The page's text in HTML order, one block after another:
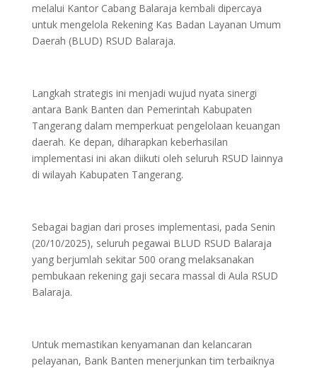
melalui Kantor Cabang Balaraja kembali dipercaya
untuk mengelola Rekening Kas Badan Layanan Umum
Daerah (BLUD) RSUD Balaraja.
Langkah strategis ini menjadi wujud nyata sinergi
antara Bank Banten dan Pemerintah Kabupaten
Tangerang dalam memperkuat pengelolaan keuangan
daerah. Ke depan, diharapkan keberhasilan
implementasi ini akan diikuti oleh seluruh RSUD lainnya
di wilayah Kabupaten Tangerang.
Sebagai bagian dari proses implementasi, pada Senin
(20/10/2025), seluruh pegawai BLUD RSUD Balaraja
yang berjumlah sekitar 500 orang melaksanakan
pembukaan rekening gaji secara massal di Aula RSUD
Balaraja.
Untuk memastikan kenyamanan dan kelancaran
pelayanan, Bank Banten menerjunkan tim terbaiknya